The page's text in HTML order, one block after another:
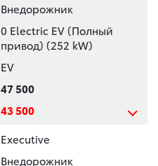
Внедорожник
0 Electric EV (Полный
привод) (252 kW)
EV
47 500
43 500
Executive
Внедорожник